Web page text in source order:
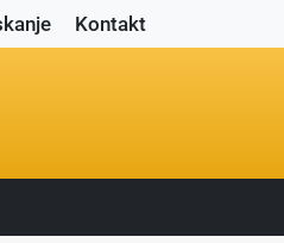
Kontakt